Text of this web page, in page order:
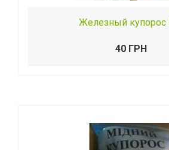
Железный купорос
40 ГРН